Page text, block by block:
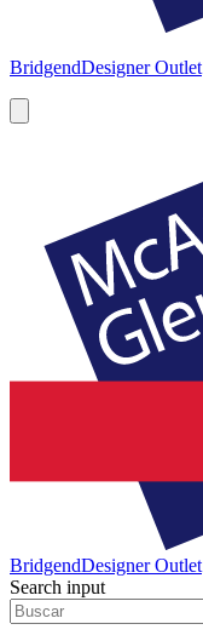
BridgendDesigner Outlet
BridgendDesigner Outlet
Search input